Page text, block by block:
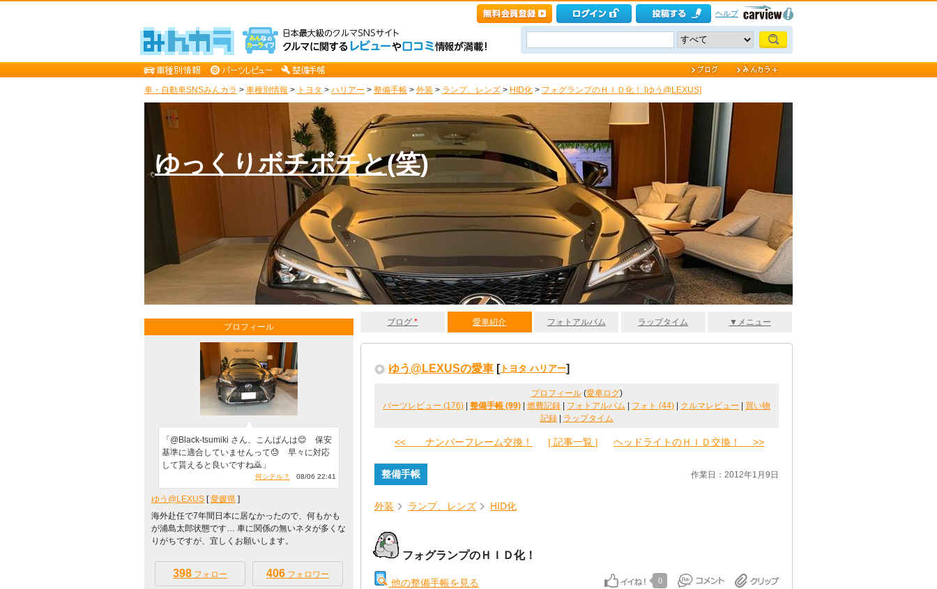
ヘルプ
車・自動車SNSみんカラ > 車種別情報 > トヨタ > ハリアー > 整備手帳 > 外装 > ランプ、レンズ > HID化 > フォグランプのＨＩＤ化！ [ゆう@LEXUS]
ゆっくりボチボチと(笑)
ブログ * 愛車紹介 フォトアルバム ラップタイム ▼メニュー
ゆう@LEXUSの愛車 [ トヨタ ハリアー]
プロフィール(愛車ログ)
パーツレビュー (176)
整備手帳 (99) 燃費記録 フォトアルバム フォト (44) クルマレビュー
買い物
記録| ラップタイム
<< ナンバーフレーム交換！ | 記事一覧 | ヘッドライトのＨＩＤ交換！ >>
整備手帳 作業日：2012年1月9日
外装 ランプ、レンズ HID化
フォグランプのＨＩＤ化！
他の整備手帳を見る 0
プロフィール
「@Black-tsumiki さん、こんばんは😊 保安
基準に適合していませんって😓 早々に対応
して貰えると良いですね🙇」
何シテル？ 08/06 22:41
ゆう@LEXUS [愛媛県 ]
海外赴任で7年間日本に居なかったので、何もかも
が浦島太郎状態です… 車に関係の無いネタが多くな
りがちですが、宜しくお願いします。
398 フォロー 406 フォロワー